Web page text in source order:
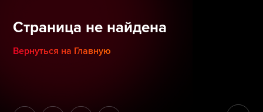
Страница не найдена
Вернуться на Главную